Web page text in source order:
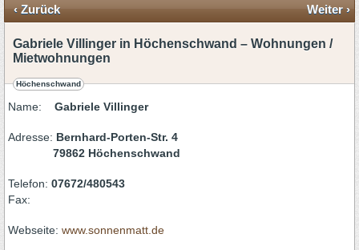
‹ Zurück Weiter ›
Gabriele Villinger in Höchenschwand – Wohnungen /
Mietwohnungen
Höchenschwand
Name: Gabriele Villinger
Adresse: Bernhard-Porten-Str. 4
79862 Höchenschwand
Telefon: 07672/480543
Fax:
Webseite: www.sonnenmatt.de